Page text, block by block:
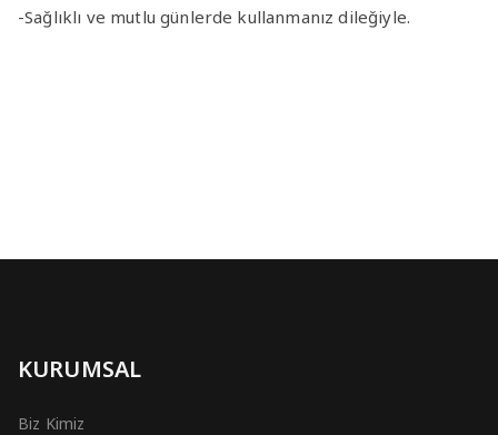
-Sağlıklı ve mutlu günlerde kullanmanız dileğiyle.
KURUMSAL
Biz Kimiz